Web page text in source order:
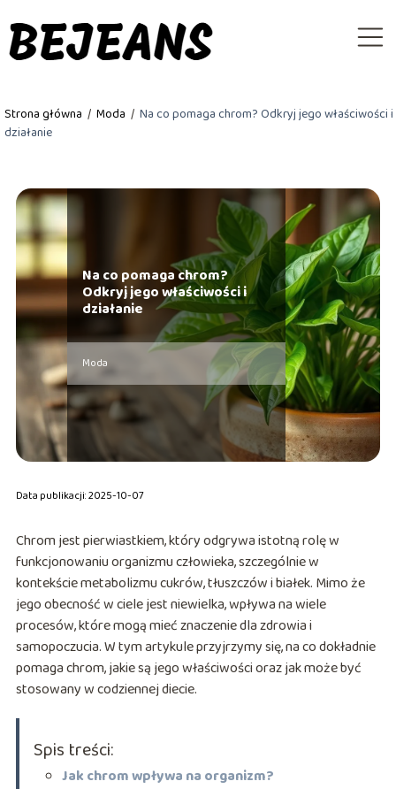
Strona główna / Moda / Na co pomaga chrom? Odkryj jego właściwości i
działanie
Na co pomaga chrom?
Odkryj jego właściwości i
działanie
Moda
Data publikacji: 2025-10-07
Chrom jest pierwiastkiem, który odgrywa istotną rolę w
funkcjonowaniu organizmu człowieka, szczególnie w
kontekście metabolizmu cukrów, tłuszczów i białek. Mimo że
jego obecność w ciele jest niewielka, wpływa na wiele
procesów, które mogą mieć znaczenie dla zdrowia i
samopoczucia. W tym artykule przyjrzymy się, na co dokładnie
pomaga chrom, jakie są jego właściwości oraz jak może być
stosowany w codziennej diecie.
Spis treści:
Jak chrom wpływa na organizm?